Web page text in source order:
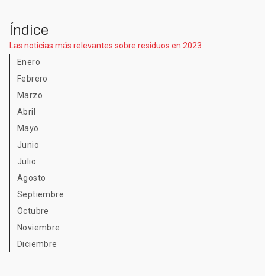
Índice
Las noticias más relevantes sobre residuos en 2023
Enero
Febrero
Marzo
Abril
Mayo
Junio
Julio
Agosto
Septiembre
Octubre
Noviembre
Diciembre